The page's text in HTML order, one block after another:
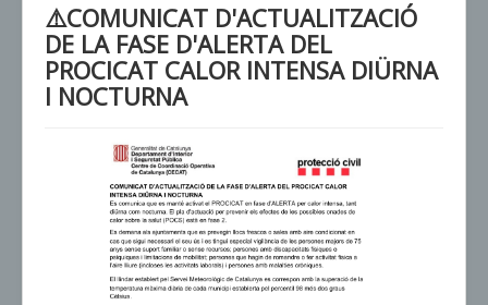
⚠️COMUNICAT D'ACTUALITZACIÓ
DE LA FASE D'ALERTA DEL
PROCICAT CALOR INTENSA DIÜRNA
I NOCTURNA